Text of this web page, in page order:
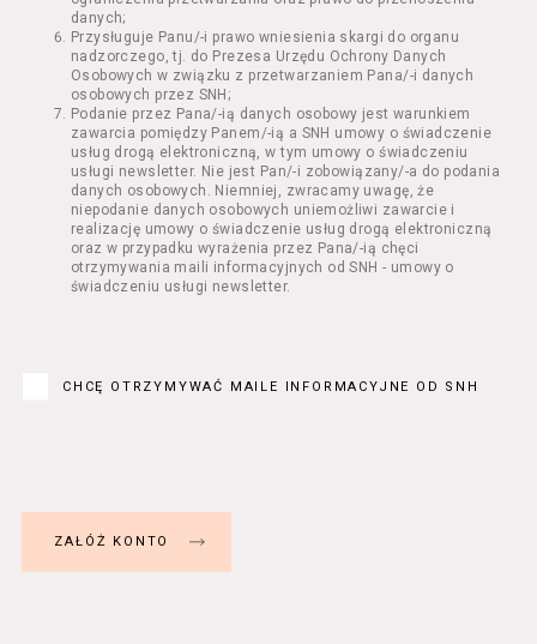
Wydarzenia przez Usługodawcę;
Regulamin – niniejszy regulamin.
§ 2 Postanowienia ogólne
Regulamin określa zasady:
świadczenia Usługobiorcom Usług przez
Usługodawcę, z zastrzeżeniem usług, o
których mowa w ust. 2 pkt 4 i 5 poniżej,
których zasady świadczenia w zakresie
nieuregulowanym w Regulaminie precyzują
odrębne regulaminy,
przetwarzania przez Usługodawcę danych
następujące Usługi:
nabycia Biletów i Karnetów oraz
danych;
Przysługuje Panu/-i prawo wniesienia skargi do organu
nadzorczego, tj. do Prezesa Urzędu Ochrony Danych
Osobowych w związku z przetwarzaniem Pana/-i danych
osobowych przez SNH;
Podanie przez Pana/-ią danych osobowy jest warunkiem
zawarcia pomiędzy Panem/-ią a SNH umowy o świadczenie
usług drogą elektroniczną, w tym umowy o świadczeniu
usługi newsletter. Nie jest Pan/-i zobowiązany/-a do podania
danych osobowych. Niemniej, zwracamy uwagę, że
niepodanie danych osobowych uniemożliwi zawarcie i
realizację umowy o świadczenie usług drogą elektroniczną
oraz w przypadku wyrażenia przez Pana/-ią chęci
otrzymywania maili informacyjnych od SNH - umowy o
świadczeniu usługi newsletter.
CHCĘ OTRZYMYWAĆ MAILE INFORMACYJNE OD SNH